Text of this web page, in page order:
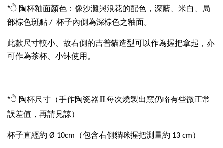
*ੈ 陶杯釉面顏色：像沙灘與浪花的配色，深藍、米白、局
部棕色斑點 / 杯子內側為深棕色之釉面。
此款尺寸較小、故右側的吉普貓造型可以作為握把拿起，亦
可作為茶杯、小缽使用。
*ੈ 陶杯尺寸
（手作陶瓷器皿每次燒製出窯仍略有些微正常
誤差值，再請見諒）
杯子直經約 Ø 10cm（包含右側貓咪握把測量約 13 cm）